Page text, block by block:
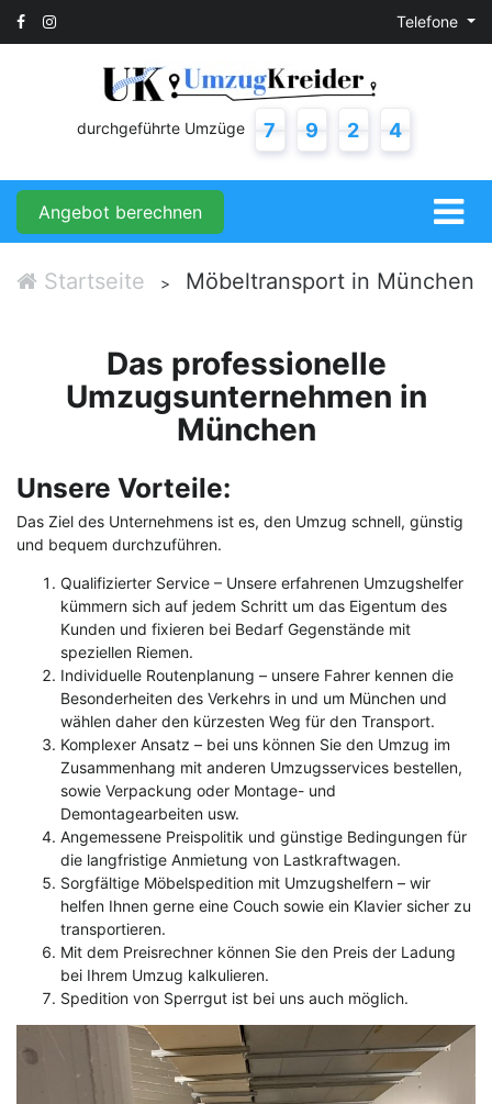
Telefone
durchgeführte Umzüge 7 9 2 4
Angebot berechnen
Startseite > Möbeltransport in München
Das professionelle
Umzugsunternehmen in
München
Unsere Vorteile:
Das Ziel des Unternehmens ist es, den Umzug schnell, günstig
und bequem durchzuführen.
Qualifizierter Service – Unsere erfahrenen Umzugshelfer
kümmern sich auf jedem Schritt um das Eigentum des
Kunden und fixieren bei Bedarf Gegenstände mit
speziellen Riemen.
Individuelle Routenplanung – unsere Fahrer kennen die
Besonderheiten des Verkehrs in und um München und
wählen daher den kürzesten Weg für den Transport.
Komplexer Ansatz – bei uns können Sie den Umzug im
Zusammenhang mit anderen Umzugsservices bestellen,
sowie Verpackung oder Montage- und
Demontagearbeiten usw.
Angemessene Preispolitik und günstige Bedingungen für
die langfristige Anmietung von Lastkraftwagen.
Sorgfältige Möbelspedition mit Umzugshelfern – wir
helfen Ihnen gerne eine Couch sowie ein Klavier sicher zu
transportieren.
Mit dem Preisrechner können Sie den Preis der Ladung
bei Ihrem Umzug kalkulieren.
Spedition von Sperrgut ist bei uns auch möglich.